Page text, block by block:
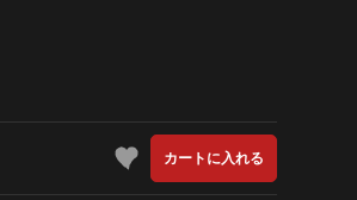
カートに入れる